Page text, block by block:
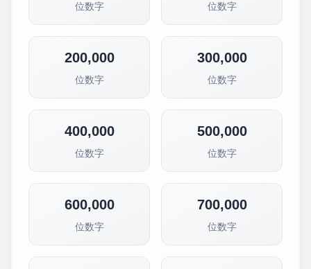
位数字 位数字
200,000
位数字
300,000
位数字
400,000
位数字
500,000
位数字
600,000
位数字
700,000
位数字